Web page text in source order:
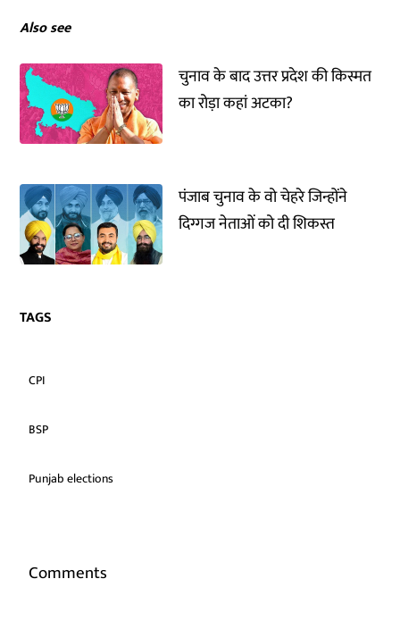
Also see
चुनाव के बाद उत्तर प्रदेश की किस्मत
का रोड़ा कहां अटका?
पंजाब चुनाव के वो चेहरे जिन्होंने
दिग्गज नेताओं को दी शिकस्त
TAGS
CPI
BSP
Punjab elections
Comments